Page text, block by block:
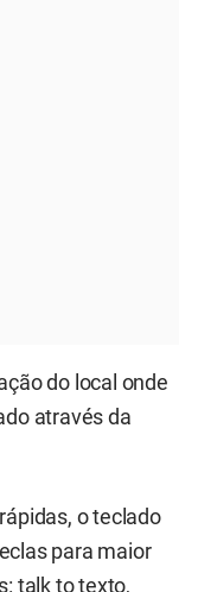
do local onde
através da
o teclado
para maior
talk to texto,